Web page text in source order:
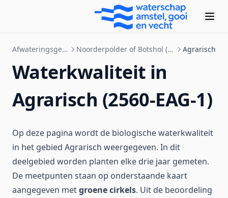
Afwateringsgebieden Noorderpolder of Botshol (Nellestein) Agrarisch
Waterkwaliteit in
Agrarisch (2560-EAG-1)
Op deze pagina wordt de biologische waterkwaliteit
in het gebied Agrarisch weergegeven. In dit
deelgebied worden planten elke drie jaar gemeten.
De meetpunten staan op onderstaande kaart
aangegeven metgroene cirkels. Uit de beoordeling